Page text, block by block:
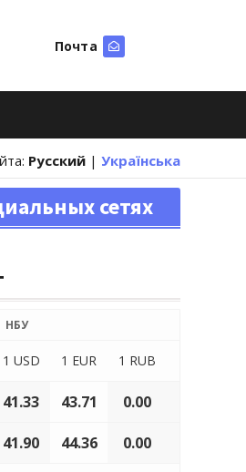
Почта
Русский | Українська
сетях
НБУ
1 USD 1 EUR 1 RUB
41.33 43.71 0.00
41.90 44.36 0.00